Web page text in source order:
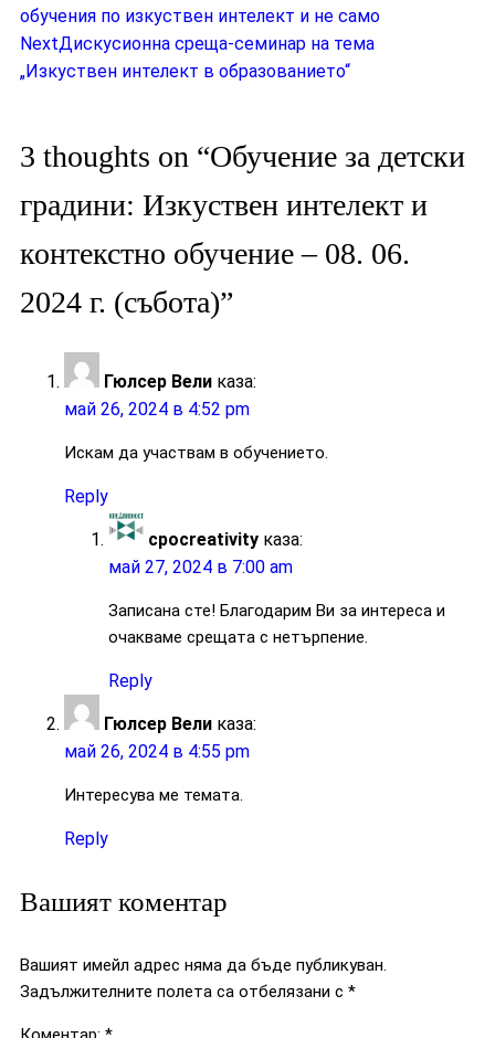
обучения по изкуствен интелект и не само
NextДискусионна среща-семинар на тема
„Изкуствен интелект в образованието“
3 thoughts on “Обучение за детски
градини: Изкуствен интелект и
контекстно обучение – 08. 06.
2024 г. (събота)”
Гюлсер Вели каза:
май 26, 2024 в 4:52 pm
Искам да участвам в обучението.
Reply
cpocreativity каза:
май 27, 2024 в 7:00 am
Записана сте! Благодарим Ви за интереса и
очакваме срещата с нетърпение.
Reply
Гюлсер Вели каза:
май 26, 2024 в 4:55 pm
Интересува ме темата.
Reply
Вашият коментар
Вашият имейл адрес няма да бъде публикуван.
Задължителните полета са отбелязани с *